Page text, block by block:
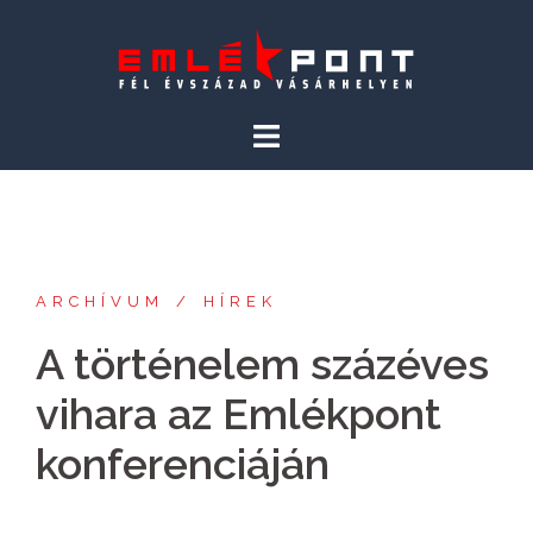
ARCHÍVUM HÍREK
A történelem százéves
vihara az Emlékpont
konferenciáján